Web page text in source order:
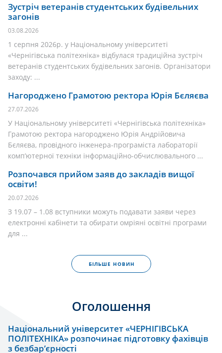
Зустріч ветеранів студентських будівельних
загонів
03.08.2026
1 серпня 2026р. у Національному університеті
«Чернігівська політехніка» відбулася традиційна зустріч
ветеранів студентських будівельних загонів. Організатори
заходу: ...
Нагороджено Грамотою ректора Юрія Бєляєва
27.07.2026
У Національному університеті «Чернігівська політехніка»
Грамотою ректора нагороджено Юрія Андрійовича
Бєляєва, провідного інженера-програміста лабораторії
комп’ютерної техніки інформаційно-обчислювального ...
Розпочався прийом заяв до закладів вищої
освіти!
20.07.2026
З 19.07 – 1.08 вступники можуть подавати заяви через
електронні кабінети та обирати омріяні освітні програми
для ...
БІЛЬШЕ НОВИН
Оголошення
Національний університет «ЧЕРНІГІВСЬКА
ПОЛІТЕХНІКА» розпочинає підготовку фахівців
з безбар’єрності